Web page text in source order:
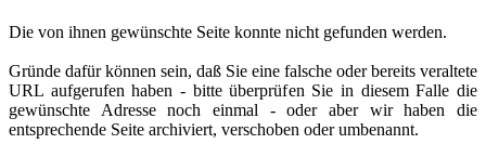
Die von ihnen gewünschte Seite konnte nicht gefunden werden.
Gründe dafür können sein, daß Sie eine falsche oder bereits veraltete
URL aufgerufen haben - bitte überprüfen Sie in diesem Falle die
gewünschte Adresse noch einmal - oder aber wir haben die
entsprechende Seite archiviert, verschoben oder umbenannt.